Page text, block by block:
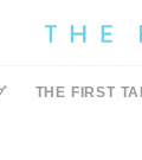
THE FIRST